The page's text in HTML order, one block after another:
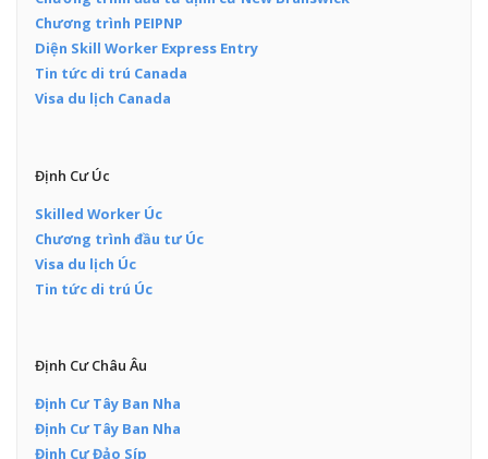
Chương trình PEIPNP
Diện Skill Worker Express Entry
Tin tức di trú Canada
Visa du lịch Canada
Định Cư Úc
Skilled Worker Úc
Chương trình đầu tư Úc
Visa du lịch Úc
Tin tức di trú Úc
Định Cư Châu Âu
Định Cư Tây Ban Nha
Định Cư Tây Ban Nha
Định Cư Đảo Síp